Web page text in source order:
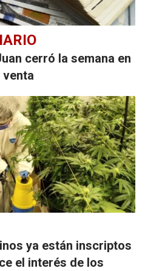
cerró la semana en
venta
ya están inscriptos
el interés de los